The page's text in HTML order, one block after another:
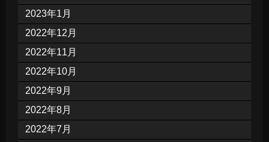
2023年1月
2022年12月
2022年11月
2022年10月
2022年9月
2022年8月
2022年7月